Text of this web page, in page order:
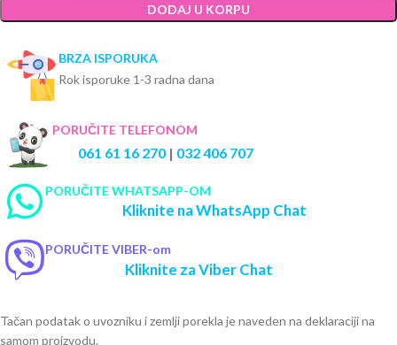
DODAJ U KORPU
BRZA ISPORUKA
Rok isporuke 1-3 radna dana
PORUČITE TELEFONOM
061 61 16 270 | 032 406 707
PORUČITE WHATSAPP-OM
Kliknite na WhatsApp Chat
PORUČITE VIBER-om
Kliknite za Viber Chat
Tačan podatak o uvozniku i zemlji porekla je naveden na deklaraciji na
samom proizvodu.